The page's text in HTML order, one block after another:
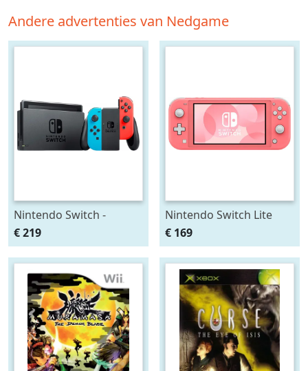
Andere advertenties van Nedgame
Nintendo Switch -
Red/Blue
€ 219
Nintendo Switch Lite
(Coral)
€ 169